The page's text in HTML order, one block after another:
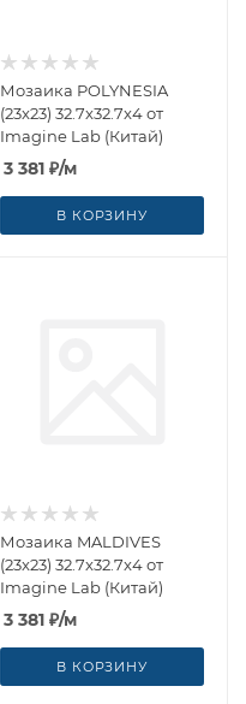
Мозаика POLYNESIA
(23x23) 32.7x32.7x4 от
Imagine Lab (Китай)
3 381 ₽/м
В КОРЗИНУ
Мозаика MALDIVES
(23x23) 32.7x32.7x4 от
Imagine Lab (Китай)
3 381 ₽/м
В КОРЗИНУ